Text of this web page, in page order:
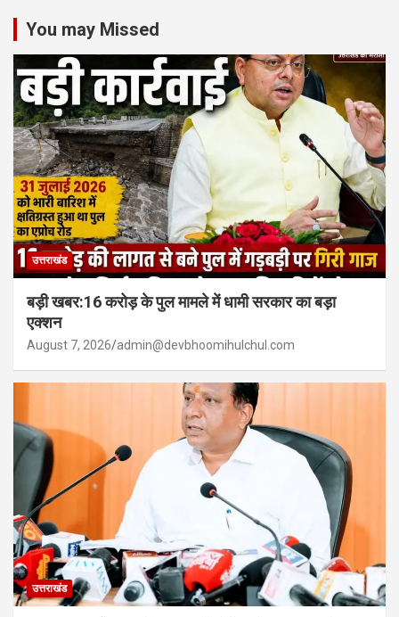
You may Missed
उत्तराखंड
बड़ी खबर:16 करोड़ के पुल मामले में धामी सरकार का बड़ा
एक्शन
August 7, 2026 admin@devbhoomihulchul.com
उत्तराखंड